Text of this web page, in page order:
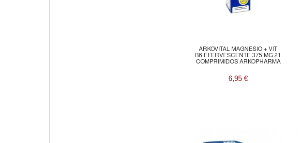
ARKOVITAL MAGNESIO + VIT
B6 EFERVESCENTE 375 MG 21
COMPRIMIDOS ARKOPHARMA
6,95 €